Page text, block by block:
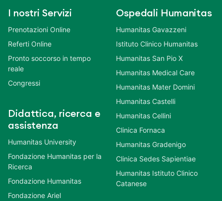
I nostri Servizi
Prenotazioni Online
Referti Online
Pronto soccorso in tempo
reale
Congressi
Didattica, ricerca e
assistenza
Humanitas University
Fondazione Humanitas per la
Ricerca
Fondazione Humanitas
Fondazione Ariel
Ospedali Humanitas
Humanitas Gavazzeni
Istituto Clinico Humanitas
Humanitas San Pio X
Humanitas Medical Care
Humanitas Mater Domini
Humanitas Castelli
Humanitas Cellini
Clinica Fornaca
Humanitas Gradenigo
Clinica Sedes Sapientiae
Humanitas Istituto Clinico
Catanese